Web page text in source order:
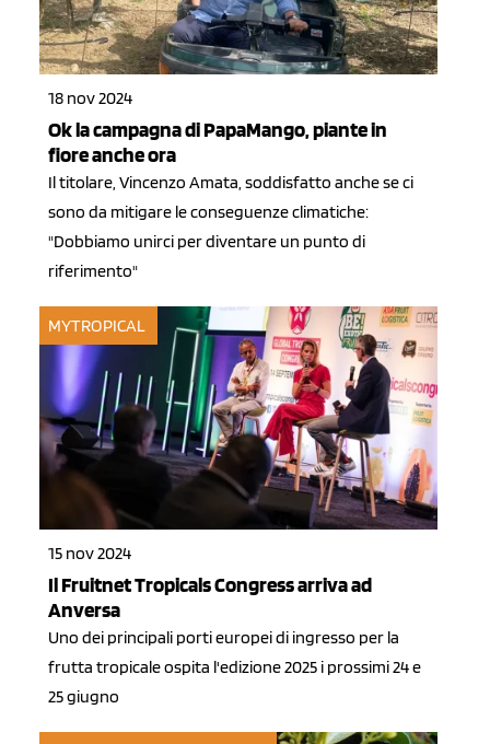
18 nov 2024
Ok la campagna di PapaMango, piante in
fiore anche ora
Il titolare, Vincenzo Amata, soddisfatto anche se ci
sono da mitigare le conseguenze climatiche:
"Dobbiamo unirci per diventare un punto di
riferimento"
MYTROPICAL
15 nov 2024
Il Fruitnet Tropicals Congress arriva ad
Anversa
Uno dei principali porti europei di ingresso per la
frutta tropicale ospita l'edizione 2025 i prossimi 24 e
25 giugno